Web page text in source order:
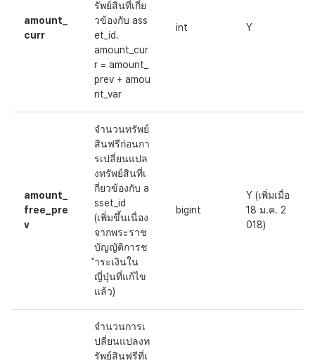
amount_
curr
รัพย์สินที่เกี่ย
วข้องกับ ass
et_id.
amount_cur
r = amount_
prev + amou
nt_var
int Y
amount_
free_pre
v
จำนวนทรัพย์
สินฟรีก่อนกา
รเปลี่ยนแปล
งทรัพย์สินที่เ
กี่ยวข้องกับ a
sset_id
(เพิ่มขึ้นเนื่อง
จากพระราช
บัญญัติการช
ำระเงินใน
ญี่ปุ่นที่แก้ไข
แล้ว)
bigint
Y (เพิ่มเมื่อ
18 ม.ค. 2
018)
จำนวนการเ
ปลี่ยนแปลงท
รัพย์สินฟรีที่เ